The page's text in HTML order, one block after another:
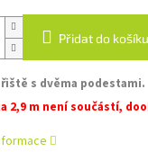
Přidat do košíku
s dvěma podestami.
2,9 m není součástí,